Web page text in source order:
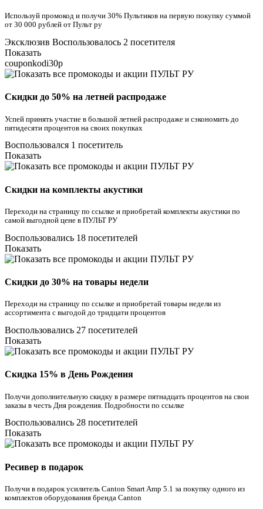
Используй промокод и получи 30% Пультиков на первую покупку суммой
от 30 000 рублей от Пульт ру
Эксклюзив Воспользовалось 2 посетителя
Показать
couponkodi30p
Скидки до 50% на летней распродаже
Успей принять участие в большой летней распродаже и сэкономить до
пятидесяти процентов на своих покупках
Воспользовался 1 посетитель
Показать
Скидки на комплекты акустики
Переходи на страницу по ссылке и приобретай комплекты акустики по
самой выгодной цене в ПУЛЬТ РУ
Воспользовались 18 посетителей
Показать
Скидки до 30% на товары недели
Переходи на страницу по ссылке и приобретай товары недели из
ассортимента с выгодой до тридцати процентов
Воспользовались 27 посетителей
Показать
Скидка 15% в День Рождения
Получи дополнительную скидку в размере пятнадцать процентов на свои
заказы в честь Дня рождения. Подробности по ссылке
Воспользовались 28 посетителей
Показать
Ресивер в подарок
Получи в подарок усилитель Canton Smart Amp 5.1 за покупку одного из
комплектов оборудования бренда Canton